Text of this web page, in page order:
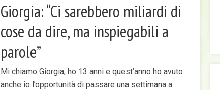
Giorgia: “Ci sarebbero miliardi di
cose da dire, ma inspiegabili a
parole”
Mi chiamo Giorgia, ho 13 anni e quest’anno ho avuto
anche io l’opportunità di passare una settimana a